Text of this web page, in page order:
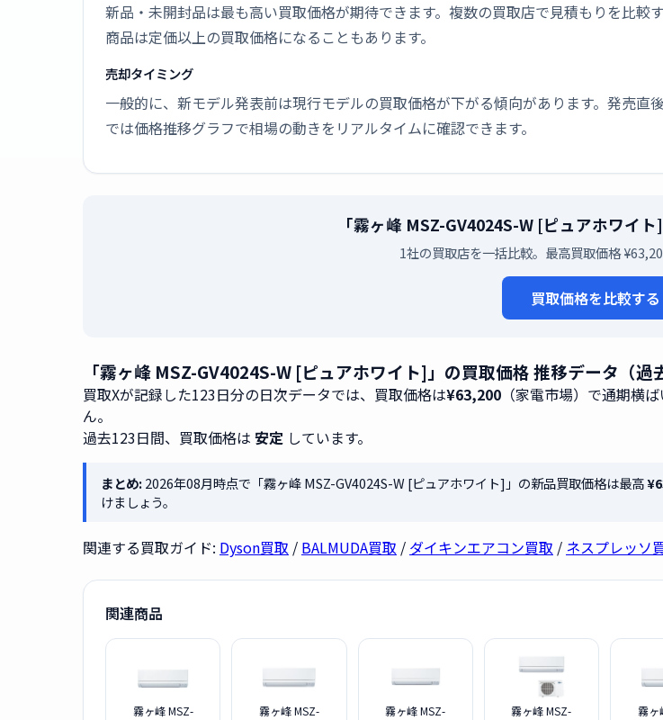
新品・未開封品は最も高い買取価格が期待できます。複数の買取店で見積もりを比
商品は定価以上の買取価格になることもあります。
売却タイミング
一般的に、新モデル発表前は現行モデルの買取価格が下がる傾向があります。発売
では価格推移グラフで相場の動きをリアルタイムに確認できます。
「霧ヶ峰 MSZ-GV4024S-W [ピュアホワイ
1社の買取店を一括比較。最高買取価格
買取価格を比較す
「霧ヶ峰 MSZ-GV4024S-W [ピュアホワイト]」の買取価格 推移データ（過
買取Xが記録した123日分の日次データでは、買取価格は¥63,200 （家電市場）で通期横
ん。
過去123日間、買取価格は 安定 しています。
まとめ:2026年08月時点で「霧ヶ峰 MSZ-GV4024S-W [ピュアホワイト]」の新品買取価格は最高
けましょう。
関連する買取ガイド: Dyson買取 / BALMUDA買取 / ダイキンエアコン買取 / ネスプレッソ
関連商品
霧ヶ峰 MSZ-
霧ヶ峰 MSZ-
霧ヶ峰 MSZ-
霧ヶ峰 MSZ-
霧ヶ